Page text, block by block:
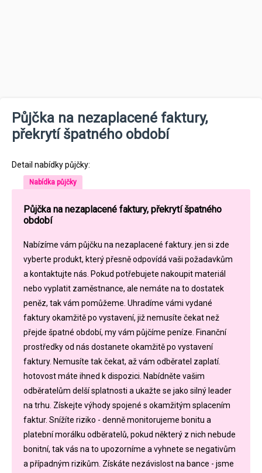
Půjčka na nezaplacené faktury,
překrytí špatného období
Detail nabídky půjčky:
Nabídka půjčky
Půjčka na nezaplacené faktury, překrytí špatného
období
Nabízíme vám půjčku na nezaplacené faktury. jen si zde
vyberte produkt, který přesně odpovídá vaši požadavkům
a kontaktujte nás. Pokud potřebujete nakoupit materiál
nebo vyplatit zaměstnance, ale nemáte na to dostatek
peněz, tak vám pomůžeme. Uhradíme vámi vydané
faktury okamžitě po vystavení, již nemusíte čekat než
přejde špatné období, my vám půjčíme peníze. Finanční
prostředky od nás dostanete okamžitě po vystavení
faktury. Nemusíte tak čekat, až vám odběratel zaplatí.
hotovost máte ihned k dispozici. Nabídněte vašim
odběratelům delší splatnosti a ukažte se jako silný leader
na trhu. Získejte výhody spojené s okamžitým splacením
faktur. Snížíte riziko - denně monitorujeme bonitu a
platební morálku odběratelů, pokud některý z nich nebude
bonitní, tak vás na to upozorníme a vyhnete se negativům
a případným rizikům. Získáte nezávislost na bance - jsme